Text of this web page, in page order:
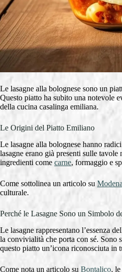
Le lasagne alla bolognese sono un
Questo piatto ha subito una notevole
della cucina casalinga emiliana.
Le Origini del Piatto Emiliano
Le lasagne alla bolognese hanno
lasagne erano già presenti sulle
ingredienti come carne, formaggio e
Come sottolinea un articolo su
culturale.
Perché le Lasagne Sono un Simbolo
Le lasagne rappresentano l’essenza
la convivialità che porta con sé. Sono
questo piatto un’icona riconosciuta in
Come nota un articolo su Bontalico,